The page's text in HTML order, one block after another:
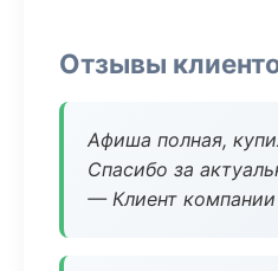
Отзывы
Афиша полная,
Спасибо за
— Клиент компании